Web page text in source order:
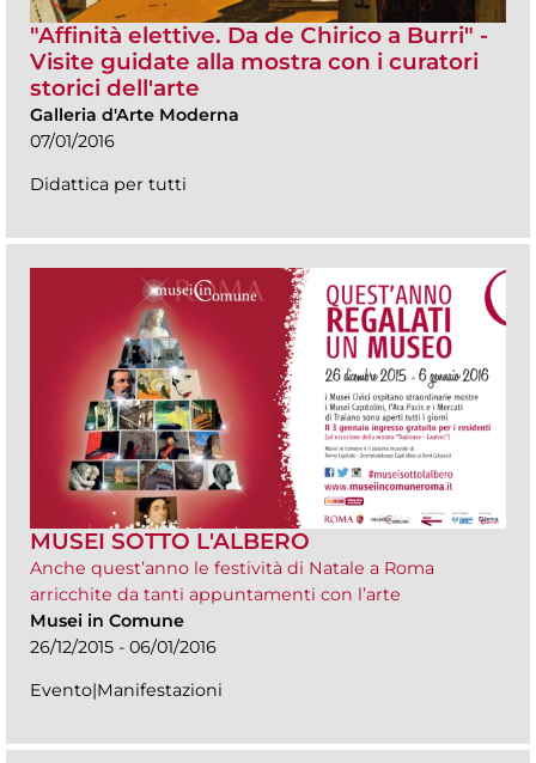
"Affinità elettive. Da de Chirico a Burri" -
Visite guidate alla mostra con i curatori
storici dell'arte
Galleria d'Arte Moderna
07/01/2016
Didattica per tutti
MUSEI SOTTO L'ALBERO
Anche quest’anno le festività di Natale a Roma
arricchite da tanti appuntamenti con l’arte
Musei in Comune
26/12/2015 - 06/01/2016
Evento|Manifestazioni